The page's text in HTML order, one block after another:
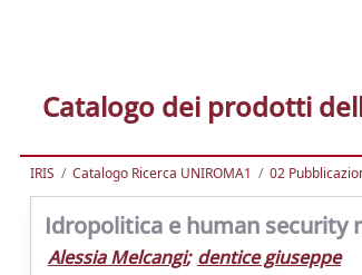
Catalogo dei prodotti
IRIS Catalogo Ricerca UNIROMA1 02
Idropolitica e human security
Alessia Melcangi; dentice giuseppe